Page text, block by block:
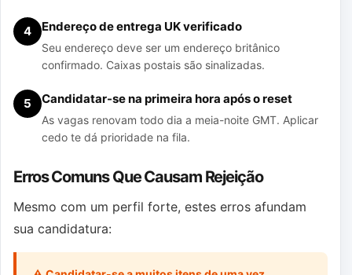
4 Endereço de entrega UK verificado
Seu endereço deve ser um endereço britânico
confirmado. Caixas postais são sinalizadas.
5 Candidatar-se na primeira hora após o reset
As vagas renovam todo dia a meia-noite GMT. Aplicar
cedo te dá prioridade na fila.
Erros Comuns Que Causam Rejeição
Mesmo com um perfil forte, estes erros afundam
sua candidatura: